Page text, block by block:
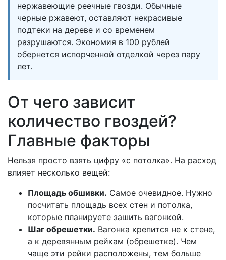
нержавеющие реечные гвозди. Обычные
черные ржавеют, оставляют некрасивые
подтеки на дереве и со временем
разрушаются. Экономия в 100 рублей
обернется испорченной отделкой через пару
лет.
От чего зависит
количество гвоздей?
Главные факторы
Нельзя просто взять цифру «с потолка». На расход
влияет несколько вещей:
Площадь обшивки. Самое очевидное. Нужно
посчитать площадь всех стен и потолка,
которые планируете зашить вагонкой.
Шаг обрешетки. Вагонка крепится не к стене,
а к деревянным рейкам (обрешетке). Чем
чаще эти рейки расположены, тем больше